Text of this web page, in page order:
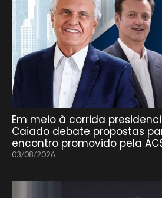
Em meio à corrida
Caiado debate propostas
encontro promovido pela
03/08/2026